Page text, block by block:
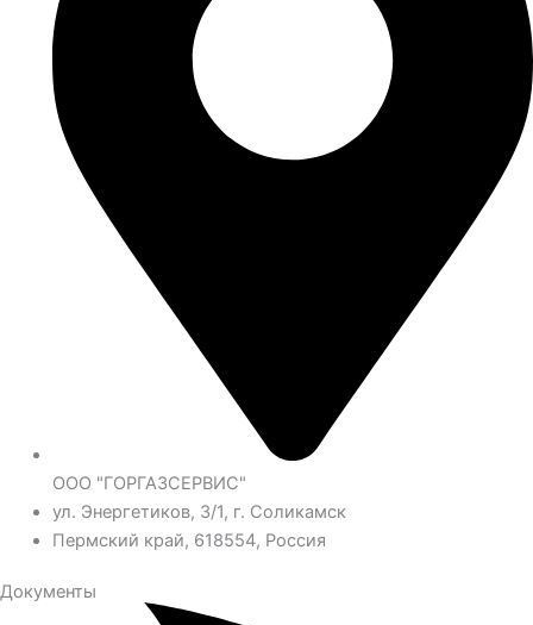
ООО "ГОРГАЗСЕРВИС"
ул. Энергетиков, 3/1, г. Соликамск
Пермский край, 618554, Россия
Документы